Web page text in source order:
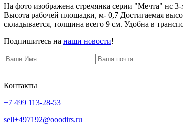
На фото изображена стремянка серии "Мечта" нс 3-
Высота рабочей площадки, м- 0,7 Достигаемая
складывается, толщина всего 9 см. Удобна в
Подпишитесь на наши новости!
Контакты
+7 499 113-28-53
sell+497192@ooodirs.ru